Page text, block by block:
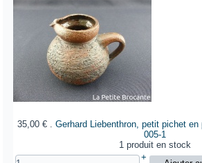
35,00 € Gerhard Liebenthron, petit pichet
005-1
1 produit en stock
+